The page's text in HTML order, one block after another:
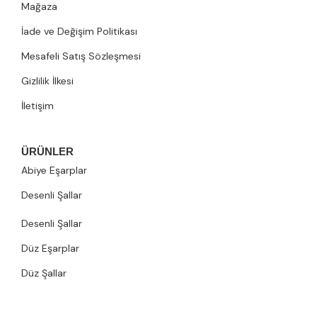
Mağaza
İade ve Değişim Politikası
Mesafeli Satış Sözleşmesi
Gizlilik İlkesi
İletişim
ÜRÜNLER
Abiye Eşarplar
Desenli Şallar
Desenli Şallar
Düz Eşarplar
Düz Şallar